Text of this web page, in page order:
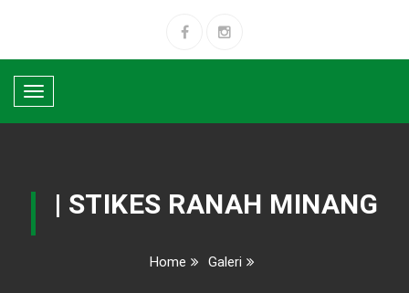
Toggle
navigation
| STIKES RANAH MINANG
Home Galeri